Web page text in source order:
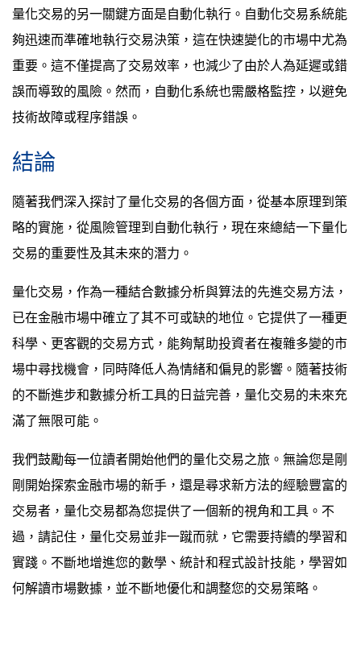
量化交易的另一關鍵方面是自動化執行。自動化交易系統能
夠迅速而準確地執行交易決策，這在快速變化的市場中尤為
重要。這不僅提高了交易效率，也減少了由於人為延遲或錯
誤而導致的風險。然而，自動化系統也需嚴格監控，以避免
技術故障或程序錯誤。
結論
隨著我們深入探討了量化交易的各個方面，從基本原理到策
略的實施，從風險管理到自動化執行，現在來總結一下量化
交易的重要性及其未來的潛力。
量化交易，作為一種結合數據分析與算法的先進交易方法，
已在金融市場中確立了其不可或缺的地位。它提供了一種更
科學、更客觀的交易方式，能夠幫助投資者在複雜多變的市
場中尋找機會，同時降低人為情緒和偏見的影響。隨著技術
的不斷進步和數據分析工具的日益完善，量化交易的未來充
滿了無限可能。
我們鼓勵每一位讀者開始他們的量化交易之旅。無論您是剛
剛開始探索金融市場的新手，還是尋求新方法的經驗豐富的
交易者，量化交易都為您提供了一個新的視角和工具。不
過，請記住，量化交易並非一蹴而就，它需要持續的學習和
實踐。不斷地增進您的數學、統計和程式設計技能，學習如
何解讀市場數據，並不斷地優化和調整您的交易策略。